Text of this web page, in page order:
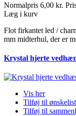
Normalpris 6,00 kr.
Læg i kurv
Flot firkantet led /
mm midterhul, der er
Krystal hjerte
Vis her
Tilføj til
Tilføj til